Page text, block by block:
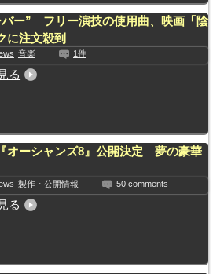
ー” フリー演技の使用曲、映画「陰
に注文殺到
音楽 1件
る
オーシャンズ8』公開決定 夢の豪華
製作・公開情報 50 comments
る